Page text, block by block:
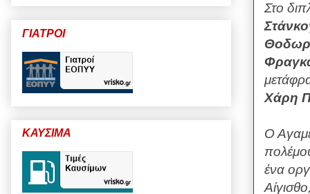
Στο
Χάρη
Ο
ένα
ΓΙΑΤΡΟΙ
ΚΑΥΣΙΜΑ